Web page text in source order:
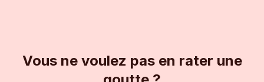
Vous ne voulez pas en rater une